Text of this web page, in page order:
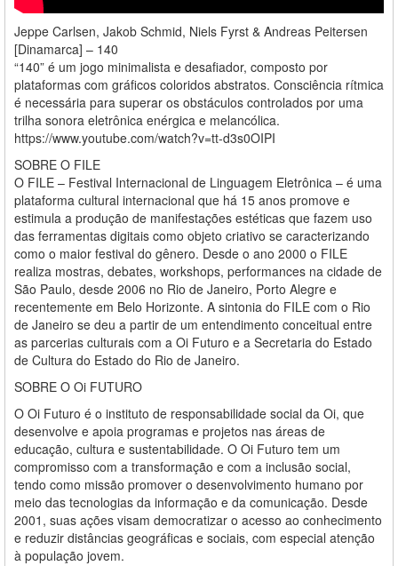
Jeppe Carlsen, Jakob Schmid, Niels Fyrst & Andreas Peitersen
[Dinamarca] – 140
“140” é um jogo minimalista e desafiador, composto por
plataformas com gráficos coloridos abstratos. Consciência rítmica
é necessária para superar os obstáculos controlados por uma
trilha sonora eletrônica enérgica e melancólica.
https://www.youtube.com/watch?v=tt-d3s0OIPI
SOBRE O FILE
O FILE – Festival Internacional de Linguagem Eletrônica – é uma
plataforma cultural internacional que há 15 anos promove e
estimula a produção de manifestações estéticas que fazem uso
das ferramentas digitais como objeto criativo se caracterizando
como o maior festival do gênero. Desde o ano 2000 o FILE
realiza mostras, debates, workshops, performances na cidade de
São Paulo, desde 2006 no Rio de Janeiro, Porto Alegre e
recentemente em Belo Horizonte. A sintonia do FILE com o Rio
de Janeiro se deu a partir de um entendimento conceitual entre
as parcerias culturais com a Oi Futuro e a Secretaria do Estado
de Cultura do Estado do Rio de Janeiro.
SOBRE O Oi FUTURO
O Oi Futuro é o instituto de responsabilidade social da Oi, que
desenvolve e apoia programas e projetos nas áreas de
educação, cultura e sustentabilidade. O Oi Futuro tem um
compromisso com a transformação e com a inclusão social,
tendo como missão promover o desenvolvimento humano por
meio das tecnologias da informação e da comunicação. Desde
2001, suas ações visam democratizar o acesso ao conhecimento
e reduzir distâncias geográficas e sociais, com especial atenção
à população jovem.